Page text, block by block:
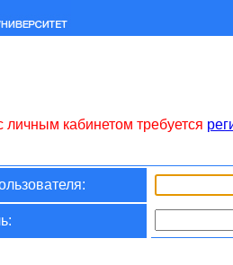
личным кабинетом требуется